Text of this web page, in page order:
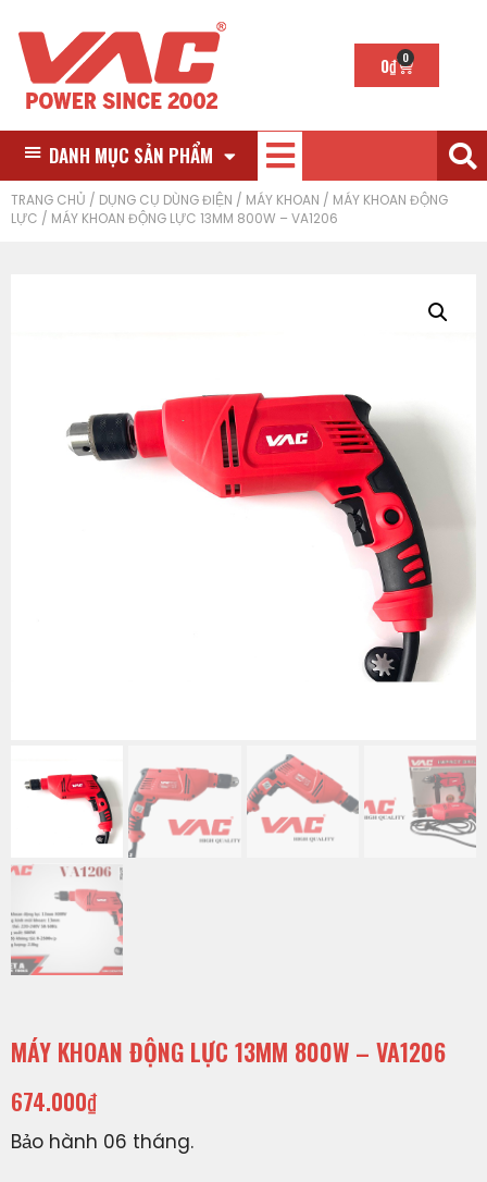
0₫ 0
DANH MỤC SẢN PHẨM
TRANG CHỦ / DỤNG CỤ DÙNG ĐIỆN / MÁY KHOAN / MÁY KHOAN ĐỘNG
LỰC / MÁY KHOAN ĐỘNG LỰC 13MM 800W – VA1206
MÁY KHOAN ĐỘNG LỰC 13MM 800W – VA1206
674.000₫
Bảo hành 06 tháng.